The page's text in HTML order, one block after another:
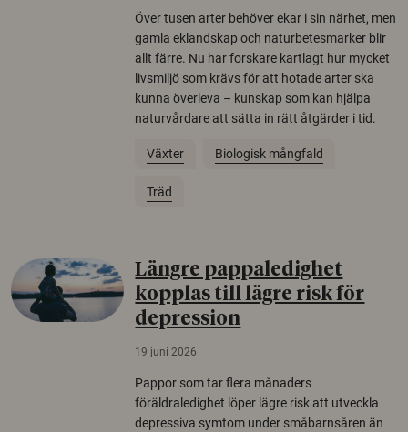
Över tusen arter behöver ekar i sin närhet, men
gamla eklandskap och naturbetesmarker blir
allt färre. Nu har forskare kartlagt hur mycket
livsmiljö som krävs för att hotade arter ska
kunna överleva – kunskap som kan hjälpa
naturvårdare att sätta in rätt åtgärder i tid.
Växter Biologisk mångfald
Träd
Längre pappaledighet
kopplas till lägre risk för
depression
19 juni 2026
Pappor som tar flera månaders
föräldraledighet löper lägre risk att utveckla
depressiva symtom under småbarnsåren än